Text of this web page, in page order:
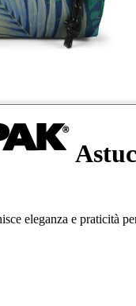
eleganza e praticità